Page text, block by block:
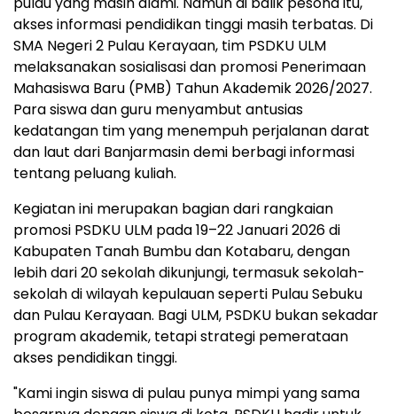
akses informasi pendidikan tinggi masih terbatas. Di
SMA Negeri 2 Pulau Kerayaan, tim PSDKU ULM
melaksanakan sosialisasi dan promosi Penerimaan
Mahasiswa Baru (PMB) Tahun Akademik 2026/2027.
Para siswa dan guru menyambut antusias
kedatangan tim yang menempuh perjalanan darat
dan laut dari Banjarmasin demi berbagi informasi
tentang peluang kuliah.
Kegiatan ini merupakan bagian dari rangkaian
promosi PSDKU ULM pada 19–22 Januari 2026 di
Kabupaten Tanah Bumbu dan Kotabaru, dengan
lebih dari 20 sekolah dikunjungi, termasuk sekolah-
sekolah di wilayah kepulauan seperti Pulau Sebuku
dan Pulau Kerayaan. Bagi ULM, PSDKU bukan sekadar
program akademik, tetapi strategi pemerataan
akses pendidikan tinggi.
"Kami ingin siswa di pulau punya mimpi yang sama